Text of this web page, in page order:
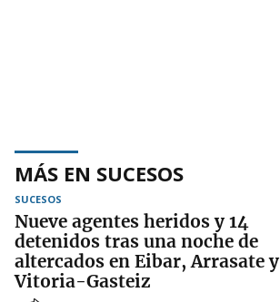
MÁS EN SUCESOS
SUCESOS
Nueve agentes heridos y 14
detenidos tras una noche de
altercados en Eibar, Arrasate y
Vitoria-Gasteiz